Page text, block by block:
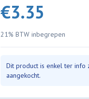
€3.35
21% BTW inbegrepen
Dit product is enkel ter info
aangekocht.